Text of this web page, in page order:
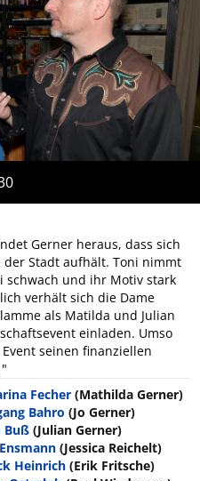
Gerner heraus, dass sich
Stadt aufhält. Toni nimmt
schwach und ihr Motiv stark
verhält sich die Dame
als Matilda und Julian
einladen. Umso
seinen finanziellen
Fecher (Mathilda Gerner)
Bahro (Jo Gerner)
Buß (Julian Gerner)
(Jessica Reichelt)
Heinrich (Erik Fritsche)